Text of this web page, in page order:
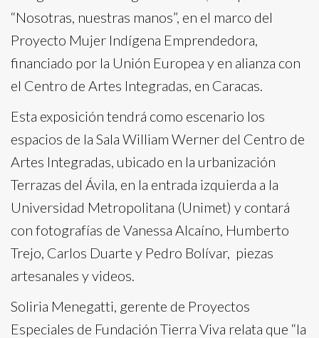
“Nosotras, nuestras manos”, en el marco del
Proyecto Mujer Indígena Emprendedora,
financiado por la Unión Europea y en alianza con
el Centro de Artes Integradas, en Caracas.
Esta exposición tendrá como escenario los
espacios de la Sala William Werner del Centro de
Artes Integradas, ubicado en la urbanización
Terrazas del Ávila, en la entrada izquierda a la
Universidad Metropolitana (Unimet) y contará
con fotografías de Vanessa Alcaíno, Humberto
Trejo, Carlos Duarte y Pedro Bolívar, piezas
artesanales y videos.
Soliria Menegatti, gerente de Proyectos
Especiales de Fundación Tierra Viva relata que “la